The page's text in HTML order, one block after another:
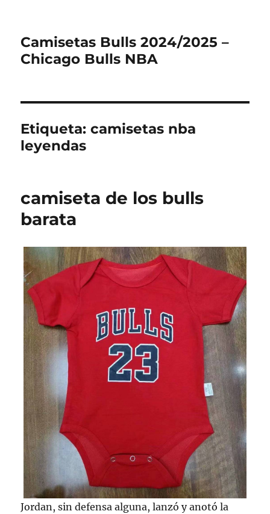
Camisetas Bulls 2024/2025 –
Chicago Bulls NBA
Etiqueta:camisetas nba
leyendas
camiseta de los bulls
barata
Jordan, sin defensa alguna, lanzó y anotó la